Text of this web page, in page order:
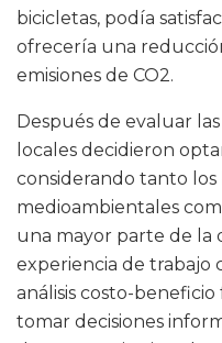
bicicletas, podía
ofrecería una
emisiones de CO2.
Después de evaluar
locales decidieron
considerando tanto los
medioambientales
una mayor parte de la
experiencia de trabajo
análisis costo-
tomar decisiones